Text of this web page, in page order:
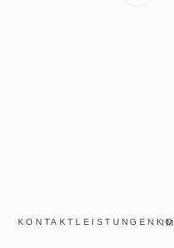
KONTAKTLEISTUNGEN